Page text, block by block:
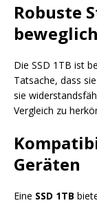
Robuste
Die SSD 1TB ist
Tatsache, dass sie
sie
Vergleich zu
Geräten
Eine SSD 1TB